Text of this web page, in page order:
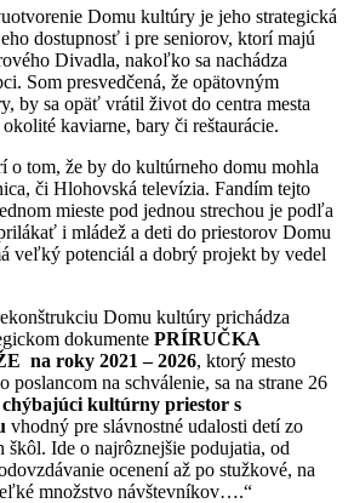
Domu kultúry je jeho strategická
dostupnosť i pre seniorov, ktorí majú
Divadla, nakoľko sa nachádza
Som presvedčená, že opätovným
by sa opäť vrátil život do centra mesta
kaviarne, bary či reštaurácie.
o tom, že by do kultúrneho domu mohla
či Hlohovská televízia. Fandím tejto
mieste pod jednou strechou je podľa
i mládež a deti do priestorov Domu
veľký potenciál a dobrý projekt by vedel
Domu kultúry prichádza
dokumente PRÍRUČKA
na roky 2021 – 2026, ktorý mesto
poslancom na schválenie, sa na strane 26
chýbajúci kultúrny priestor s
vhodný pre slávnostné udalosti detí zo
škôl. Ide o najrôznejšie podujatia, od
ocenení až po stužkové, na
množstvo návštevníkov….“